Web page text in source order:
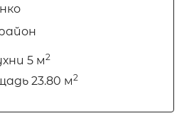
5 м2
23.80 м2